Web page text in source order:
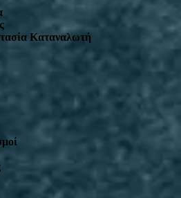
Καταναλωτή